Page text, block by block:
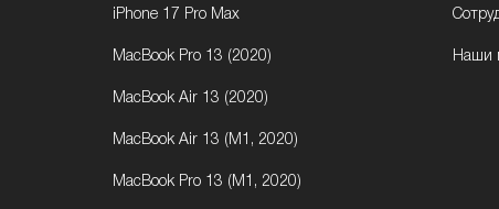
iPhone 17 Pro Max
MacBook Pro 13 (2020)
MacBook Air 13 (2020)
MacBook Air 13 (M1, 2020)
MacBook Pro 13 (M1, 2020)
Наши